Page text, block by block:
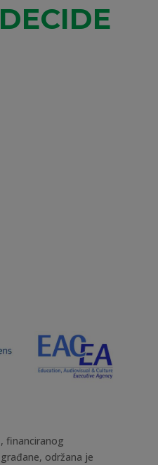
, financiranog
održana je